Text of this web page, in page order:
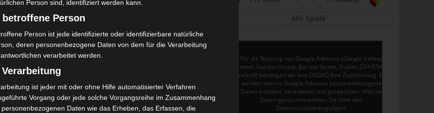
2025/2026 findet zwischen Freitag und Sonntag,
Uhr).
mg
Alle Spiele
Für die Nutzung von Google Adsense (Google Ireland
Limited, Gordon House, Barrow Street, Dublin, D04 E5W5,
Ireland) benötigen wir laut DSGVO Ihre Zustimmung. Es
werden seitens Google Adsense personenbezogene
Daten erhoben, verarbeitet und gespeichert. Welche
Daten genau entnehmen Sie bitte den
Datenschutzbedingungen.
Person sind, identifiziert werden kann.
betroffene Person
Person ist jede identifizierte oder identifizierbare natürliche
deren personenbezogene Daten von dem für die Verarbeitung
verarbeitet werden.
ist jeder mit oder ohne Hilfe automatisierter Verfahren
Vorgang oder jede solche Vorgangsreihe im Zusammenhang
personenbezogenen Daten wie das Erheben, das Erfassen, die